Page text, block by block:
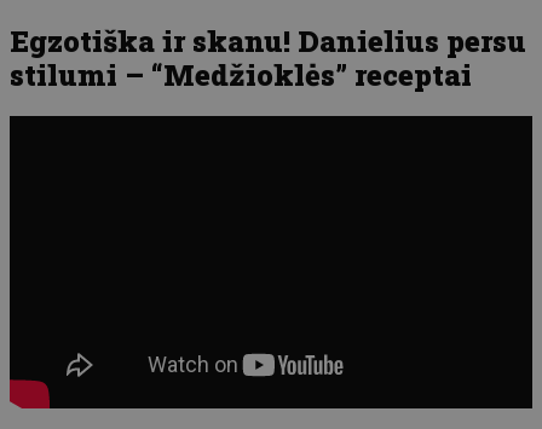
Egzotiška ir skanu! Danielius persu
stilumi – “Medžioklės” receptai